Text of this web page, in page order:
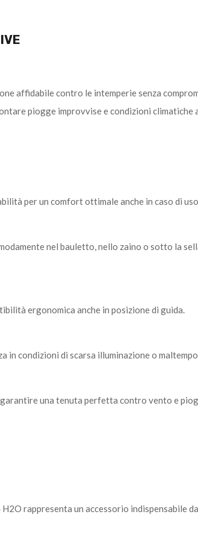
affidabile contro le intemperie senza
piogge improvvise e condizioni climatiche
per un comfort ottimale anche in caso di
nel bauletto, nello zaino o sotto la
ergonomica anche in posizione di guida.
condizioni di scarsa illuminazione o
una tenuta perfetta contro vento e
rappresenta un accessorio indispensabile